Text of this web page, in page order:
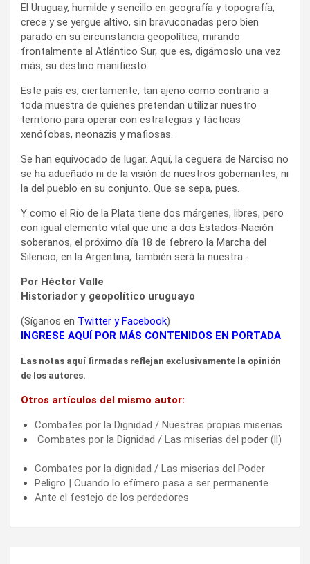
El Uruguay, humilde y sencillo en geografía y topografía,
crece y se yergue altivo, sin bravuconadas pero bien
parado en su circunstancia geopolítica, mirando
frontalmente al Atlántico Sur, que es, digámoslo una vez
más, su destino manifiesto.
Este país es, ciertamente, tan ajeno como contrario a
toda muestra de quienes pretendan utilizar nuestro
territorio para operar con estrategias y tácticas
xenófobas, neonazis y mafiosas.
Se han equivocado de lugar. Aquí, la ceguera de Narciso no
se ha adueñado ni de la visión de nuestros gobernantes, ni
la del pueblo en su conjunto. Que se sepa, pues.
Y como el Río de la Plata tiene dos márgenes, libres, pero
con igual elemento vital que une a dos Estados-Nación
soberanos, el próximo día 18 de febrero la Marcha del
Silencio, en la Argentina, también será la nuestra.-
Por Héctor Valle
Historiador y geopolítico uruguayo
(Síganos en Twitter yFacebook)
INGRESE AQUÍ POR MÁS CONTENIDOS EN PORTADA
Las notas aquí firmadas reflejan exclusivamente la opinión
de los autores.
Otros artículos del mismo autor:
Combates por la Dignidad / Nuestras propias miserias
Combates por la Dignidad / Las miserias del poder (ll)
Combates por la dignidad / Las miserias del Poder
Peligro | Cuando lo efímero pasa a ser permanente
Ante el festejo de los perdedores